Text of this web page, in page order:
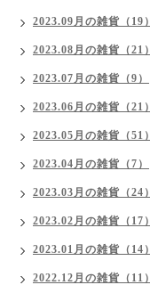
2023.09月の雑貨（19）
2023.08月の雑貨（21）
2023.07月の雑貨（9）
2023.06月の雑貨（21）
2023.05月の雑貨（51）
2023.04月の雑貨（7）
2023.03月の雑貨（24）
2023.02月の雑貨（17）
2023.01月の雑貨（14）
2022.12月の雑貨（11）